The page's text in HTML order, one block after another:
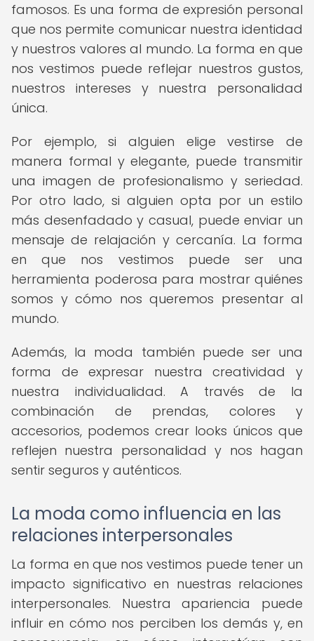
famosos. Es una forma de expresión personal
que nos permite comunicar nuestra identidad
y nuestros valores al mundo. La forma en que
nos vestimos puede reflejar nuestros gustos,
nuestros intereses y nuestra personalidad
única.
Por ejemplo, si alguien elige vestirse de
manera formal y elegante, puede transmitir
una imagen de profesionalismo y seriedad.
Por otro lado, si alguien opta por un estilo
más desenfadado y casual, puede enviar un
mensaje de relajación y cercanía. La forma
en que nos vestimos puede ser una
herramienta poderosa para mostrar quiénes
somos y cómo nos queremos presentar al
mundo.
Además, la moda también puede ser una
forma de expresar nuestra creatividad y
nuestra individualidad. A través de la
combinación de prendas, colores y
accesorios, podemos crear looks únicos que
reflejen nuestra personalidad y nos hagan
sentir seguros y auténticos.
La moda como influencia en las
relaciones interpersonales
La forma en que nos vestimos puede tener un
impacto significativo en nuestras relaciones
interpersonales. Nuestra apariencia puede
influir en cómo nos perciben los demás y, en